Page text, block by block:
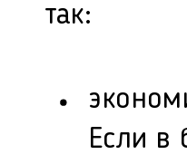
так:
Если в